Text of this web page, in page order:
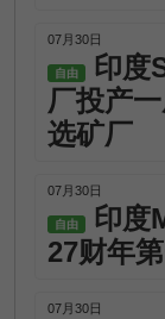
07月30日
自由
印度
厂投产
选矿厂
07月30日
自由
印度
27财年
07月30日